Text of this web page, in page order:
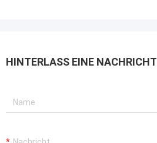
HINTERLASS EINE NACHRICHT